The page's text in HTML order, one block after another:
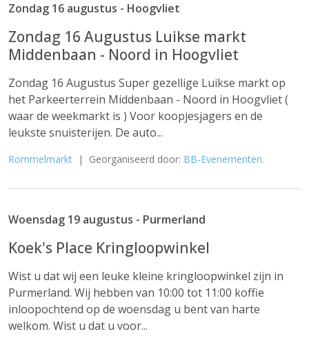
Zondag 16 augustus - Hoogvliet
Zondag 16 Augustus Luikse markt
Middenbaan - Noord in Hoogvliet
Zondag 16 Augustus Super gezellige Luikse markt op
het Parkeerterrein Middenbaan - Noord in Hoogvliet (
waar de weekmarkt is ) Voor koopjesjagers en de
leukste snuisterijen. De auto...
Rommelmarkt | Georganiseerd door: BB-Evenementen.
Woensdag 19 augustus - Purmerland
Koek's Place Kringloopwinkel
Wist u dat wij een leuke kleine kringloopwinkel zijn in
Purmerland. Wij hebben van 10:00 tot 11:00 koffie
inloopochtend op de woensdag u bent van harte
welkom. Wist u dat u voor...